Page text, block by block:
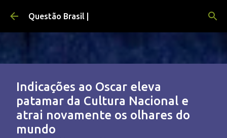
Pular para o conteúdo principal
Questão Brasil |
Indicações ao Oscar eleva
patamar da Cultura Nacional e
atrai novamente os olhares do
mundo